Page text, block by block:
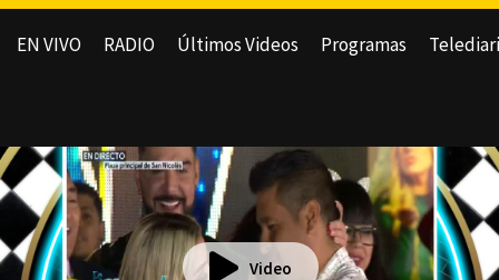
EN VIVO RADIO Últimos Videos Programas
Video